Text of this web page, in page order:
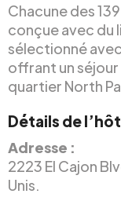
Chacune des
conçue avec du
sélectionné
offrant un
quartier North
Détails de
Adresse :
2223 El Cajon
Unis.